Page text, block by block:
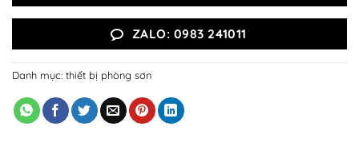
ZALO: 0983 241011
Danh mục: thiết bị phòng sơn